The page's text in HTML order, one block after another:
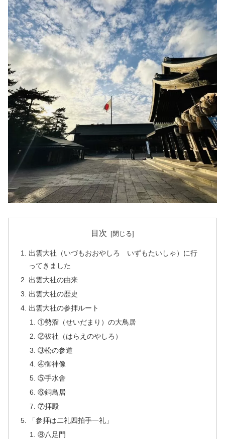
目次
出雲大社（いづもおおやしろ いずもたいしゃ）に行
ってきました
出雲大社の由来
出雲大社の歴史
出雲大社の参拝ルート
①勢溜（せいだまり）の大鳥居
②祓社（はらえのやしろ）
③松の参道
④御神像
⑤手水舎
⑥銅鳥居
⑦拝殿
「参拝は二礼四拍手一礼」
⑧八足門